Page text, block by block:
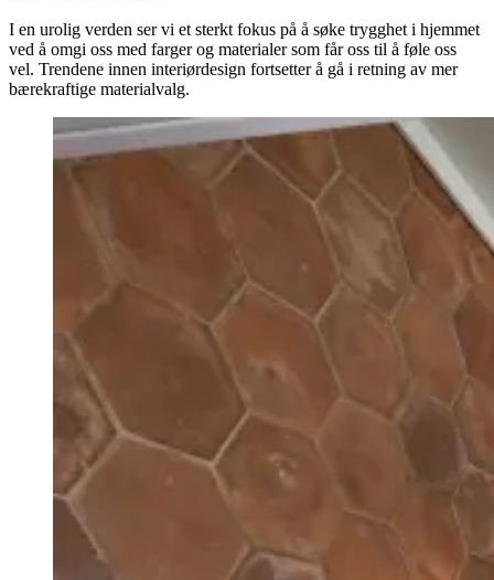
I en urolig verden ser vi et sterkt fokus på å søke trygghet i hjemmet
ved å omgi oss med farger og materialer som får oss til å føle oss
vel. Trendene innen interiørdesign fortsetter å gå i retning av mer
bærekraftige materialvalg.